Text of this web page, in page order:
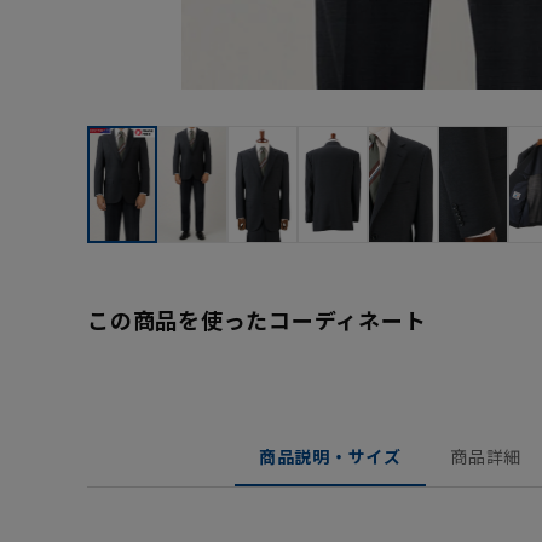
この商品を使ったコーディネート
商品説明・サイズ 商品詳細